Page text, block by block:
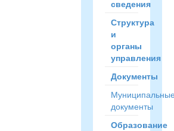
сведения
Структура
и
органы
управления
Документы
документы
Образование